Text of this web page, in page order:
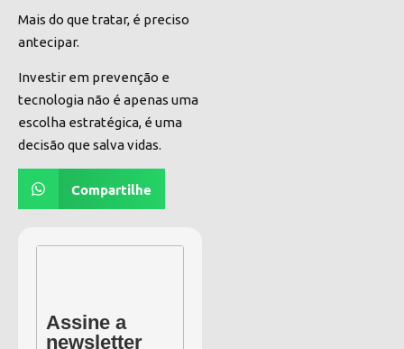
Mais do que tratar, é preciso
antecipar.
Investir em prevenção e
tecnologia não é apenas uma
escolha estratégica, é uma
decisão que salva vidas.
Compartilhe
Assine a
newsletter